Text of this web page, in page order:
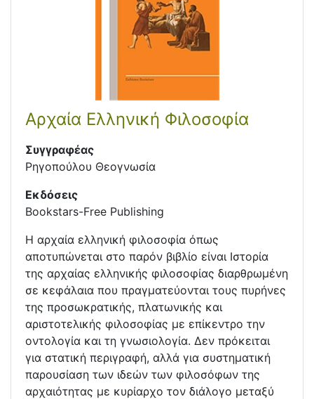
Αρχαία Ελληνική Φιλοσοφία
Συγγραφέας
Ρηγοπούλου Θεογνωσία
Εκδόσεις
Bookstars-Free Publishing
Η αρχαία ελληνική φιλοσοφία όπως
αποτυπώνεται στο παρόν βιβλίο είναι Ιστορία
της αρχαίας ελληνικής φιλοσοφίας διαρθρωμένη
σε κεφάλαια που πραγματεύονται τους πυρήνες
της προσωκρατικής, πλατωνικής και
αριστοτελικής φιλοσοφίας με επίκεντρο την
οντολογία και τη γνωσιολογία. Δεν πρόκειται
για στατική περιγραφή, αλλά για συστηματική
παρουσίαση των ιδεών των φιλοσόφων της
αρχαιότητας με κυρίαρχο τον διάλογο μεταξύ